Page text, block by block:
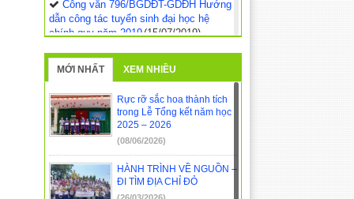
Công văn 796/BGDĐT-GDĐH Hướng
dẫn công tác tuyển sinh đại học hệ
chính quy năm 2019(15/07/2019)
Thông tư 02 Sửa đổi, bổ sung một
số Điều của Quy chế tuyển sinh đại học
nhóm ngành đào tạo giáo viên hệ chính
quy ban hành kèm theo Thông tư số
05/2017/TT-BGDĐT ngày 25 tháng 01
năm 2017; đã được sửa đổi bổ sung tại
Thông tư số 07/2018/TT-BGDĐT ngày
01 tháng 3 năm 2018 của Bộ trưởng Bộ
Giáo dục và Đào tạo. (14/03/2019)
MỚI NHẤT XEM NHIỀU
Rực rỡ sắc hoa thành tích
trong Lễ Tổng kết năm học
2025 – 2026
(08/06/2026)
HÀNH TRÌNH VỀ NGUỒN –
ĐI TÌM ĐỊA CHỈ ĐỎ